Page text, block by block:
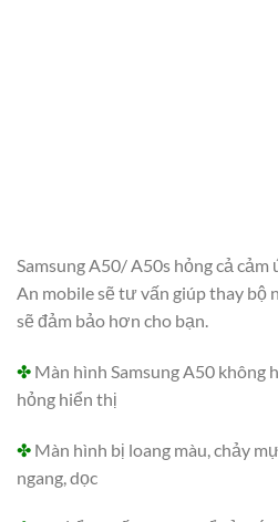
Samsung A50/ A50s hỏng cả
An mobile sẽ tư vấn giúp thay bộ
sẽ đảm bảo hơn cho bạn.
✤ Màn hình Samsung A50 không
hỏng hiển thị
✤ Màn hình bị loang màu, chảy
ngang, dọc